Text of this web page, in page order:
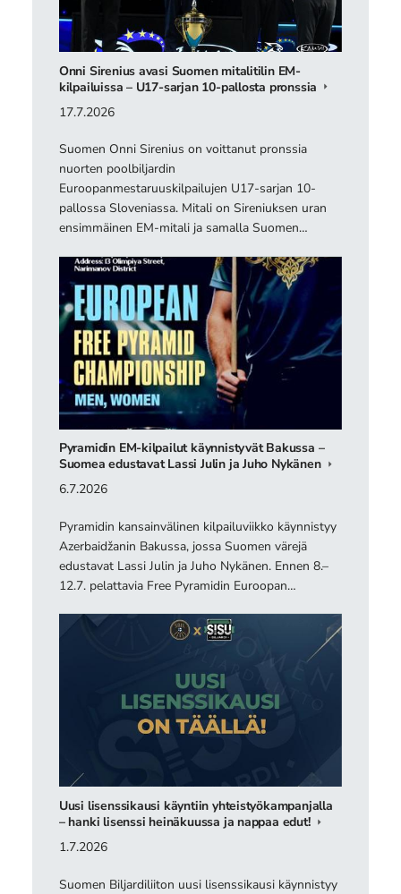
Onni Sirenius avasi Suomen mitalitilin EM-
kilpailuissa – U17-sarjan 10-pallosta pronssia
17.7.2026
Suomen Onni Sirenius on voittanut pronssia
nuorten poolbiljardin
Euroopanmestaruuskilpailujen U17-sarjan 10-
pallossa Sloveniassa. Mitali on Sireniuksen uran
ensimmäinen EM-mitali ja samalla Suomen…
Pyramidin EM-kilpailut käynnistyvät Bakussa –
Suomea edustavat Lassi Julin ja Juho Nykänen
6.7.2026
Pyramidin kansainvälinen kilpailuviikko käynnistyy
Azerbaidžanin Bakussa, jossa Suomen värejä
edustavat Lassi Julin ja Juho Nykänen. Ennen 8.–
12.7. pelattavia Free Pyramidin Euroopan…
Uusi lisenssikausi käyntiin yhteistyökampanjalla
– hanki lisenssi heinäkuussa ja nappaa edut!
1.7.2026
Suomen Biljardiliiton uusi lisenssikausi käynnistyy